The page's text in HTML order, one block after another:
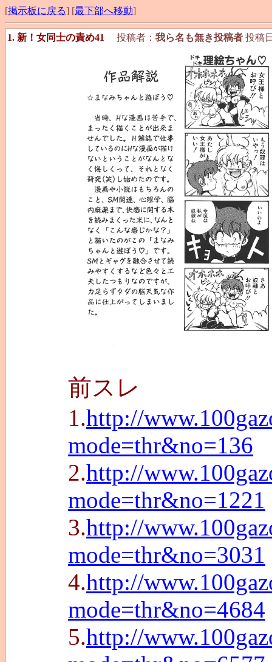
[掲示板に戻る] [最下部へ移動]
1. 新！女同士の責め41 投稿者： 我ら名も無き投稿者 投稿
前スレ
1.http://
mode=thr&no=136
2.http://
mode=thr&no=1221
3.http://
mode=thr&no=3031
4.http://
mode=thr&no=4684
5.http://